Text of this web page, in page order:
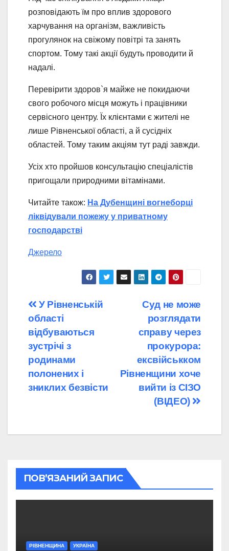
розповідають їм про вплив здорового
харчування на організм, важливість
прогулянок на свіжому повітрі та занять
спортом. Тому такі акції будуть проводити й
надалі.
Перевірити здоров`я майже не покидаючи
свого робочого місця можуть і працівники
сервісного центру. Їх клієнтами є жителі не
лише Рівненської області, а й сусідніх
областей. Тому таким акціям тут раді завжди.
Усіх хто пройшов консультацію спеціалістів
пригощали природними вітамінами.
Читайте також: На Дубенщині вогнеборці
ліквідували пожежу у приватному
господарстві
Джерело
Навігація
записів
Суд не може
розглядати
справу через
прокурора:
ексвійськком
Рівненщини хоче
вийти із СІЗО
(ВІДЕО)
У Рівненській
області
відбуваються
зустрічі з
родинами
полонених і
зниклих безвісти
ПОВ’ЯЗАНИЙ ЗАПИС
РІВНЕНЩИНА УКРАЇНА